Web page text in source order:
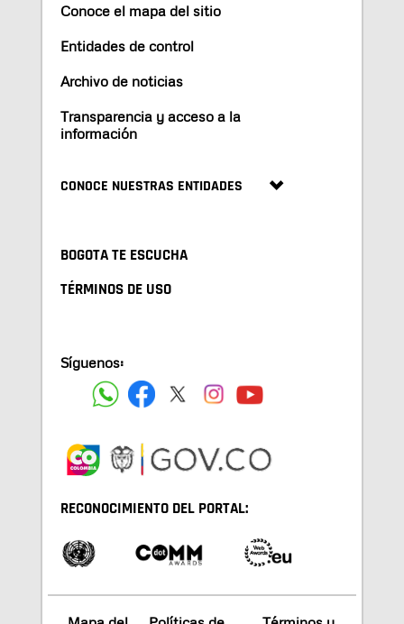
Conoce el mapa del sitio
Entidades de control
Archivo de noticias
Transparencia y acceso a la
información
CONOCE NUESTRAS ENTIDADES
BOGOTA TE ESCUCHA
TÉRMINOS DE USO
Síguenos:
RECONOCIMIENTO DEL PORTAL: